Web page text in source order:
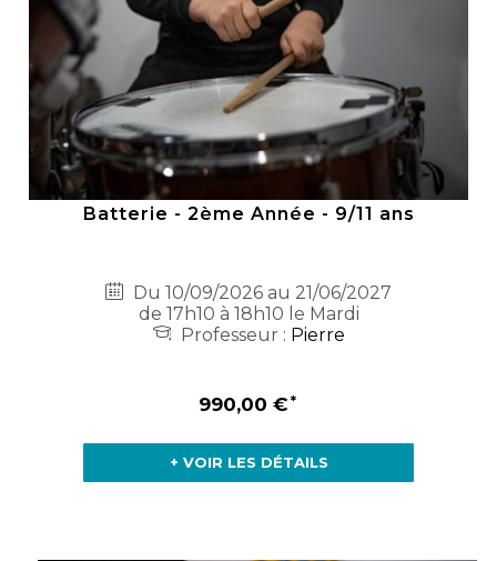
Batterie - 2ème Année - 9/11 ans
Du 10/09/2026 au 21/06/2027
de 17h10 à 18h10 le Mardi
Professeur : Pierre
990,00 €
+ VOIR LES DÉTAILS